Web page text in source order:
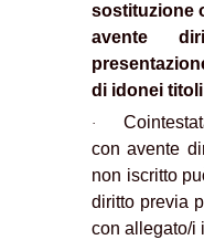
sostituzione
avente
di idonei
·
con avente
non iscritto
diritto previa
con allegato/i